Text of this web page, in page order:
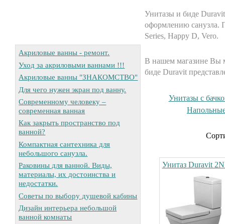
Акриловые ванны - ремонт.
Уход за акриловыми ваннами !!!
Акриловые ванны "ЗНАКОМСТВО"
Для чего нужен экран под ванну.
Современному человеку –
современная ванная
Как закрыть пространство под
ванной?
Компактная сантехника для
небольшого санузла.
Раковины для ванной. Виды,
материалы, их достоинства и
недостатки.
Советы по выбору душевой кабины
Дизайн интерьера небольшой
ванной комнаты
Унитазы и биде
оформлению санузла.
Series, Happy D, Vero.
В нашем магазине Вы
биде Duravit
Унитазы с
Унитаз Duravit